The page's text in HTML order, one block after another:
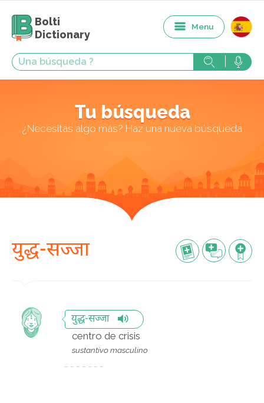
Bolti
Dictionary
Menu
Tu búsqueda
¿Necesitas algo más? Haz una nueva búsqueda
युद्ध-सज्जा
युद्ध-सज्जा
centro de crisis
sustantivo masculino